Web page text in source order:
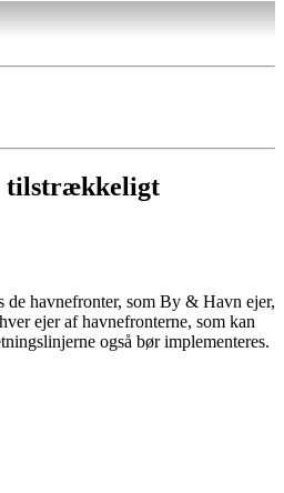
tilstrækkeligt
havnefronter, som By & Havn ejer,
ejer af havnefronterne, som kan
også bør implementeres.